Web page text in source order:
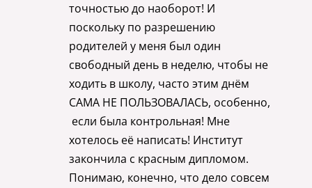
точностью до наоборот! И
поскольку по разрешению
родителей у меня был один
свободный день в неделю, чтобы не
ходить в школу, часто этим днём
САМА НЕ ПОЛЬЗОВАЛАСЬ, особенно,
если была контрольная! Мне
хотелось её написать! Институт
закончила с красным дипломом.
Понимаю, конечно, что дело совсем